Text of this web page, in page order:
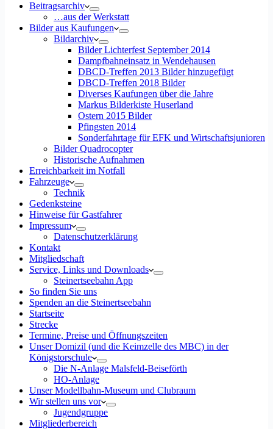
Beitragsarchiv
…aus der Werkstatt
Bilder aus Kaufungen
Bildarchiv
Bilder Lichterfest September 2014
Dampfbahneinsatz in Wendehausen
DBCD-Treffen 2013 Bilder hinzugefügt
DBCD-Treffen 2018 Bilder
Diverses Kaufungen über die Jahre
Markus Bilderkiste Huserland
Ostern 2015 Bilder
Pfingsten 2014
Sonderfahrtage für EFK und Wirtschaftsjunioren
Bilder Quadrocopter
Historische Aufnahmen
Erreichbarkeit im Notfall
Fahrzeuge
Technik
Gedenksteine
Hinweise für Gastfahrer
Impressum
Datenschutzerklärung
Kontakt
Mitgliedschaft
Service, Links und Downloads
Steinertseebahn App
So finden Sie uns
Spenden an die Steinertseebahn
Startseite
Strecke
Termine, Preise und Öffnungszeiten
Unser Domizil (und die Keimzelle des MBC) in der
Königstorschule
Die N-Anlage Malsfeld-Beiseförth
HO-Anlage
Unser Modellbahn-Museum und Clubraum
Wir stellen uns vor
Jugendgruppe
Mitgliederbereich